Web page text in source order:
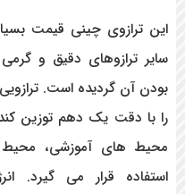
این ترازوی چینی قیمت
سایر ترازوهای دقیق و
را با دقت یک دهم توزین
محیط های آموزشی،
استفاده قرار می گیرد.